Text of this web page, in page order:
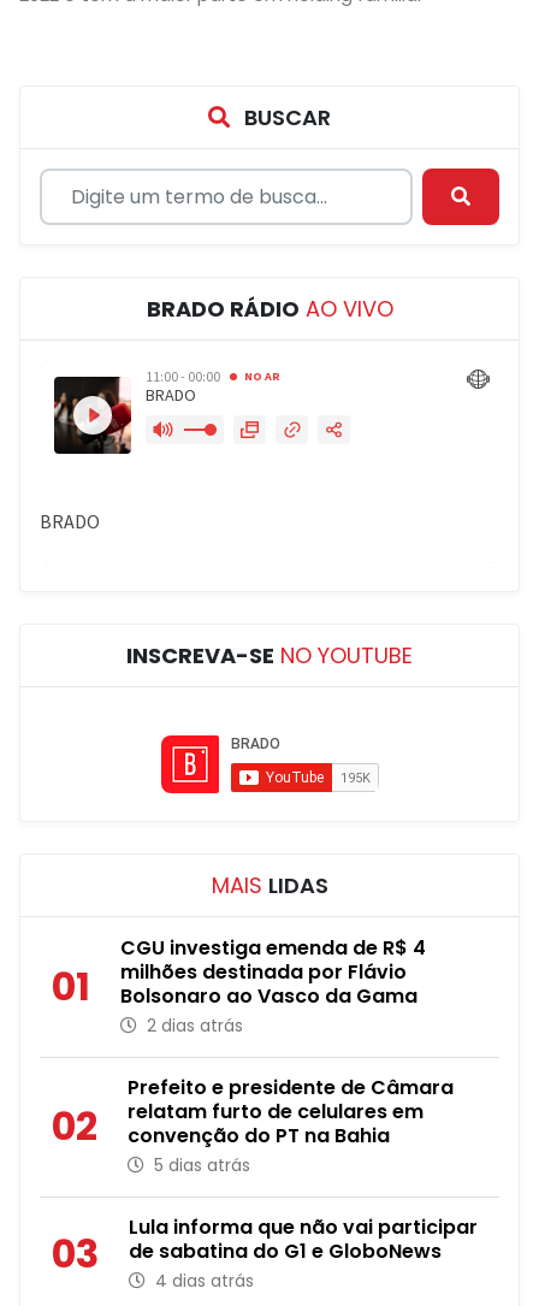
BUSCAR
BRADO RÁDIO AO VIVO
INSCREVA-SE NO YOUTUBE
MAIS LIDAS
01
CGU investiga emenda de R$ 4
milhões destinada por Flávio
Bolsonaro ao Vasco da Gama
2 dias atrás
02
Prefeito e presidente de Câmara
relatam furto de celulares em
convenção do PT na Bahia
5 dias atrás
03
Lula informa que não vai participar
de sabatina do G1 e GloboNews
4 dias atrás